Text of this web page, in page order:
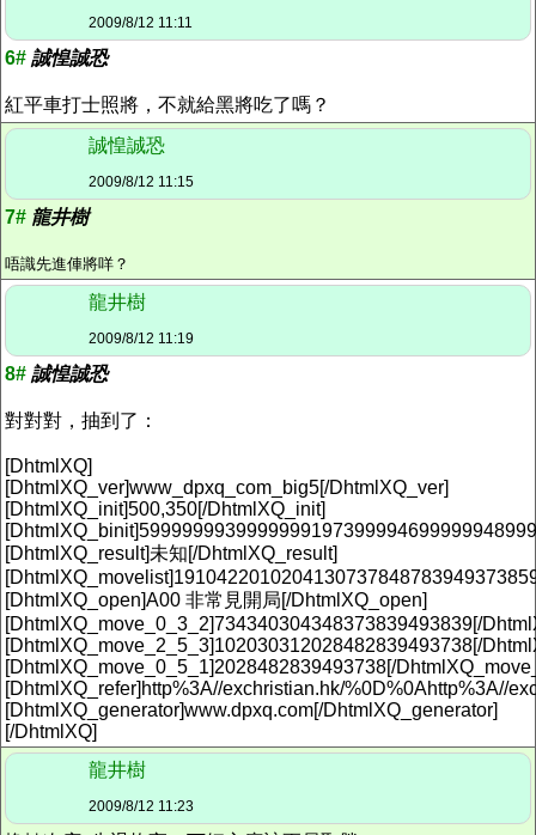
2009/8/12 11:11
6# 誠惶誠恐
紅平車打士照將，不就給黑將吃了嗎？
誠惶誠恐
2009/8/12 11:15
7# 龍井樹
唔識先進俥將咩？
龍井樹
2009/8/12 11:19
8# 誠惶誠恐
對對對，抽到了：
[DhtmlXQ]
[DhtmlXQ_ver]www_dpxq_com_big5[/DhtmlXQ_ver]
[DhtmlXQ_init]500,350[/DhtmlXQ_init]
[DhtmlXQ_result]未知[/DhtmlXQ_result]
[DhtmlXQ_open]A00 非常見開局[/DhtmlXQ_open]
[DhtmlXQ_move_0_3_2]734340304348373839493839[/
[DhtmlXQ_move_2_5_3]102030312028482839493738[/
[DhtmlXQ_move_0_5_1]2028482839493738[/
[DhtmlXQ_refer]http%3A//exchristian.hk/%0D%0Ahttp%3A//
[DhtmlXQ_generator]www.dpxq.com[/DhtmlXQ_generator]
[/DhtmlXQ]
龍井樹
2009/8/12 11:23